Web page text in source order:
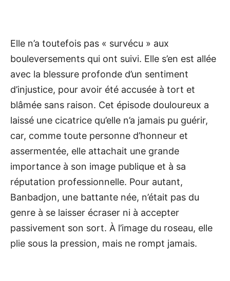
Elle n’a toutefois pas « survécu » aux
bouleversements qui ont suivi. Elle s’en est allée
avec la blessure profonde d’un sentiment
d’injustice, pour avoir été accusée à tort et
blâmée sans raison. Cet épisode douloureux a
laissé une cicatrice qu’elle n’a jamais pu guérir,
car, comme toute personne d’honneur et
assermentée, elle attachait une grande
importance à son image publique et à sa
réputation professionnelle. Pour autant,
Banbadjon, une battante née, n’était pas du
genre à se laisser écraser ni à accepter
passivement son sort. À l’image du roseau, elle
plie sous la pression, mais ne rompt jamais.